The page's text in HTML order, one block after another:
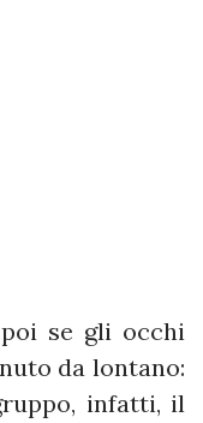
se gli occhi
da lontano:
infatti, il